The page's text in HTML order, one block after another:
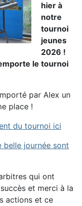
hier à
notre
tournoi
jeunes
2026 !
le tournoi
par Alex un
place !
du tournoi ici
belle journée sont
qui ont
et merci à la
actions et ce